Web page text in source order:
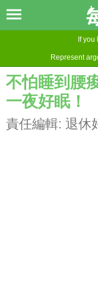
If
Represent
不怕睡到腰
一夜好眠！
責任編輯: 退休